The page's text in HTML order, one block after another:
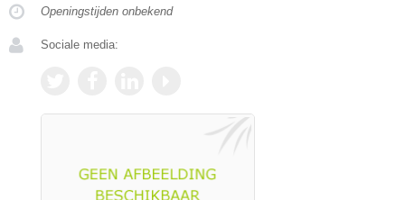
Openingstijden onbekend
Sociale media: